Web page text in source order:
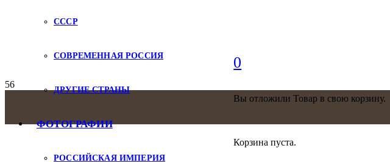
СССР
СОВРЕМЕННАЯ РОССИЯ
ДРУГИЕ СТРАНЫ
ФОТОГРАФИИ
РОССИЙСКАЯ ИМПЕРИЯ
0
Вы отложилиТовар в свою корзину.
Корзина пуста.